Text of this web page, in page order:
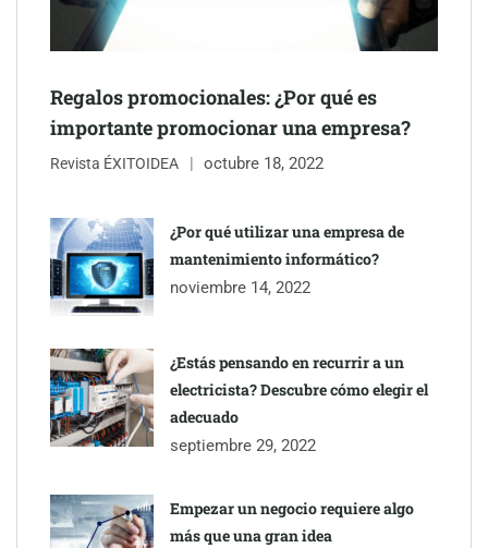
Schaeffler mejora su rentabilidad en el primer semestre de 2026
Regalos promocionales: ¿Por qué es
importante promocionar una empresa?
Revista ÉXITOIDEA octubre 18, 2022
¿Por qué utilizar una empresa de
mantenimiento informático?
noviembre 14, 2022
¿Estás pensando en recurrir a un
electricista? Descubre cómo elegir el
adecuado
septiembre 29, 2022
Empezar un negocio requiere algo
más que una gran idea